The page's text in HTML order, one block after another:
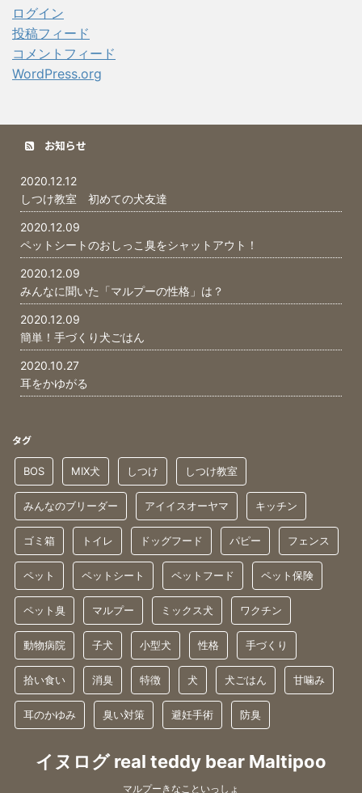
ログイン
投稿フィード
コメントフィード
WordPress.org
お知らせ
2020.12.12
しつけ教室 初めての犬友達
2020.12.09
ペットシートのおしっこ臭をシャットアウト！
2020.12.09
みんなに聞いた「マルプーの性格」は？
2020.12.09
簡単！手づくり犬ごはん
2020.10.27
耳をかゆがる
タグ
BOS MIX犬 しつけ しつけ教室
みんなのブリーダー アイイスオーヤマ キッチン
ゴミ箱 トイレ ドッグフード パピー フェンス
ペット ペットシート ペットフード ペット保険
ペット臭 マルプー ミックス犬 ワクチン
動物病院 子犬 小型犬 性格 手づくり
拾い食い 消臭 特徴 犬 犬ごはん 甘噛み
耳のかゆみ 臭い対策 避妊手術 防臭
イヌログ real teddy bear Maltipoo
マルプーきなこといっしょ